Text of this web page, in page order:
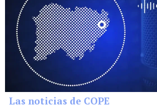
Las noticias de COPE